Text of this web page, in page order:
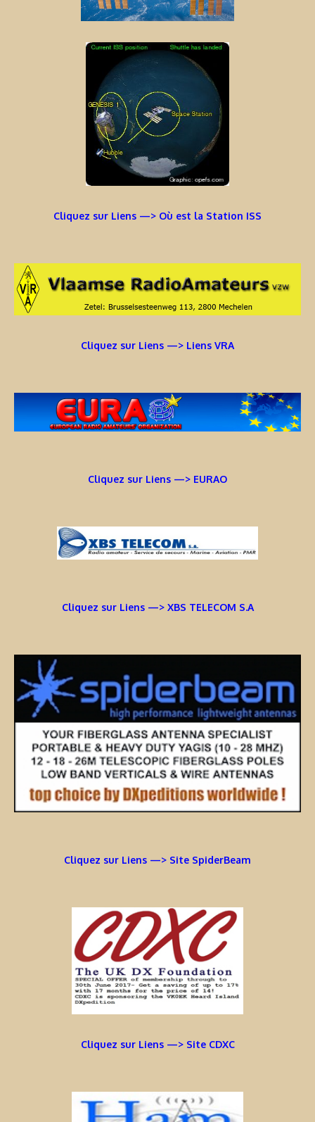
Cliquez sur Liens —> Où est la Station ISS
Cliquez sur Liens —> Liens VRA
Cliquez sur Liens —> EURAO
Cliquez sur Liens —> XBS TELECOM S.A
Cliquez sur Liens —> Site SpiderBeam
Cliquez sur Liens —> Site CDXC